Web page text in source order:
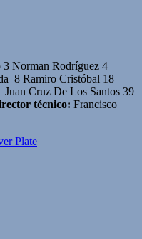
3 Norman Rodríguez 4
8 Ramiro Cristóbal 18
Cruz De Los Santos 39
técnico: Francisco
Plate